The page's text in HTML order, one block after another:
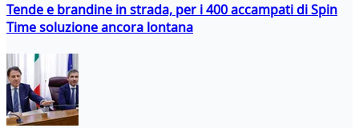
Tende e brandine in strada, per i 400 accampati di Spin
Time soluzione ancora lontana